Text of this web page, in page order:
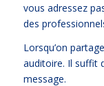
vous adressez
des
Lorsqu’on
auditoire. Il suffit
message.